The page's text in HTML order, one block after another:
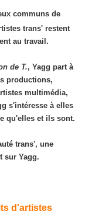
communs de
trans' restent
au travail.
de T., Yagg part à
productions,
multimédia,
s'intéresse à elles
qu'elles et ils sont.
trans', une
sur Yagg.
d'artistes